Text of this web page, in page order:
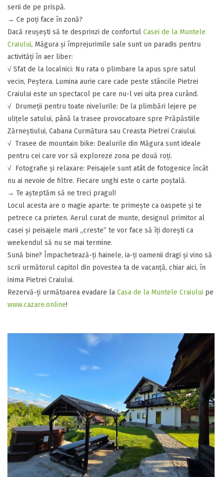
serii de pe prispă.
​→ ​Ce poți face în zonă?
​Dacă reușești să te desprinzi de confortul Casei de la Muntele
Craiului, Măgura și împrejurimile sale sunt un paradis pentru
activități în aer liber:
​√ Sfat de la localnici: Nu rata o plimbare la apus spre satul
vecin, Peștera. Lumina aurie care cade peste stâncile Pietrei
Craiului este un spectacol pe care nu-l vei uita prea curând.
​​√ Drumeții pentru toate nivelurile: De la plimbări lejere pe
ulițele satului, până la trasee provocatoare spre Prăpăstiile
Zărneștiului, Cabana Curmătura sau Creasta Pietrei Craiului.
​​√ Trasee de mountain bike: Dealurile din Măgura sunt ideale
pentru cei care vor să exploreze zona pe două roți.
​​√ Fotografie și relaxare: Peisajele sunt atât de fotogenice încât
nu ai nevoie de filtre. Fiecare unghi este o carte poștală.
​​→ Te așteptăm să ne treci pragul!
​Locul acesta are o magie aparte: te primește ca oaspete și te
petrece ca prieten. Aerul curat de munte, designul primitor al
casei și peisajele marii „creste” te vor face să îți dorești ca
weekendul să nu se mai termine.
​Sună bine? Împachetează-ți hainele, ia-ți oamenii dragi și vino să
scrii următorul capitol din povestea ta de vacanță, chiar aici, în
inima Pietrei Craiului.
Rezervă-ți următoarea evadare la Casa de la Muntele Craiului pe
www.cazare.online!